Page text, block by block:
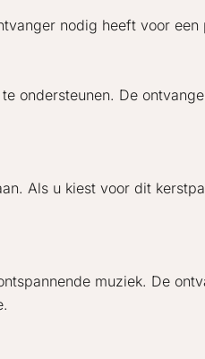
nodig heeft voor
ondersteunen. De
Als u kiest voor dit
muziek. De